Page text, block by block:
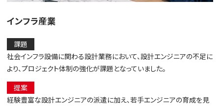
インフラ産業
課題
社会インフラ設備に関わる設計業務において、設計エンジニアの不足に
より、プロジェクト体制の強化が課題となっていました。
提案
経験豊富な設計エンジニアの派遣に加え、若手エンジニアの育成を見